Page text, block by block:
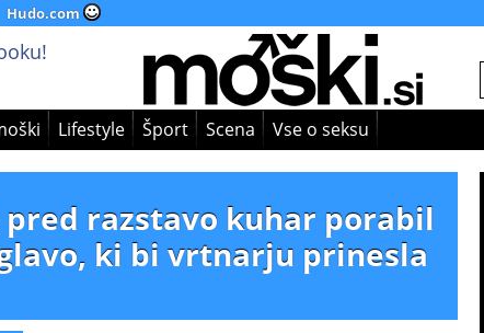
Hudo.com
Lifestyle Šport Scena Vse o seksu
pred razstavo kuhar porabil
ki bi vrtnarju prinesla